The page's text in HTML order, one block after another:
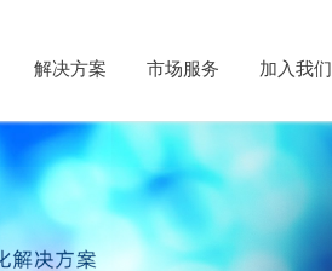
解决方案 市场服务 加入我们